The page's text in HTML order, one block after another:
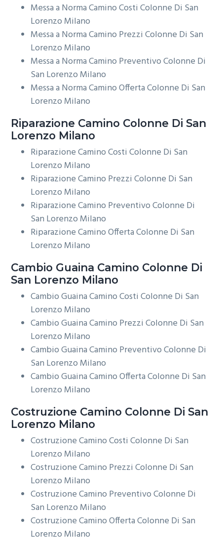
Messa a Norma Camino Costi Colonne Di San
Lorenzo Milano
Messa a Norma Camino Prezzi Colonne Di San
Lorenzo Milano
Messa a Norma Camino Preventivo Colonne Di
San Lorenzo Milano
Messa a Norma Camino Offerta Colonne Di San
Lorenzo Milano
Riparazione Camino Colonne Di San
Lorenzo Milano
Riparazione Camino Costi Colonne Di San
Lorenzo Milano
Riparazione Camino Prezzi Colonne Di San
Lorenzo Milano
Riparazione Camino Preventivo Colonne Di
San Lorenzo Milano
Riparazione Camino Offerta Colonne Di San
Lorenzo Milano
Cambio Guaina Camino Colonne Di
San Lorenzo Milano
Cambio Guaina Camino Costi Colonne Di San
Lorenzo Milano
Cambio Guaina Camino Prezzi Colonne Di San
Lorenzo Milano
Cambio Guaina Camino Preventivo Colonne Di
San Lorenzo Milano
Cambio Guaina Camino Offerta Colonne Di San
Lorenzo Milano
Costruzione Camino Colonne Di San
Lorenzo Milano
Costruzione Camino Costi Colonne Di San
Lorenzo Milano
Costruzione Camino Prezzi Colonne Di San
Lorenzo Milano
Costruzione Camino Preventivo Colonne Di
San Lorenzo Milano
Costruzione Camino Offerta Colonne Di San
Lorenzo Milano